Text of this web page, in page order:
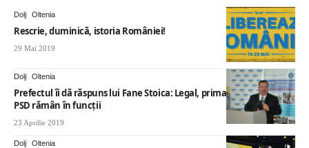
Dolj Oltenia
Rescrie, duminică, istoria României!
29 Mai 2019
Dolj Oltenia
Prefectul îi dă răspuns lui Fane Stoica: Legal, primarii care susţin
PSD rămân în funcţii
23 Aprilie 2019
Dolj Oltenia